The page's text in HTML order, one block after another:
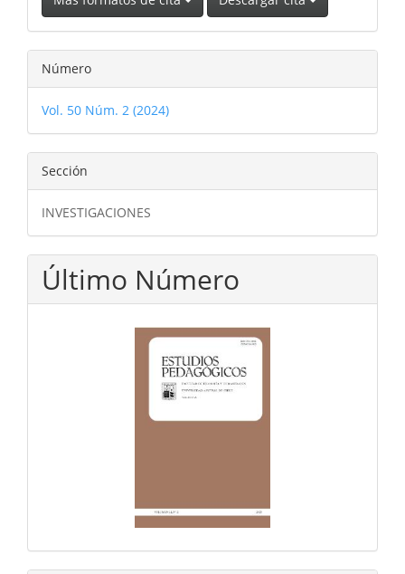
Número
Vol. 50 Núm. 2 (2024)
Sección
INVESTIGACIONES
Último Número